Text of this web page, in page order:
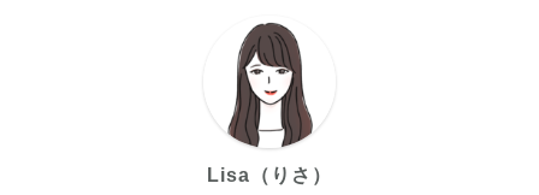
Lisa（りさ）